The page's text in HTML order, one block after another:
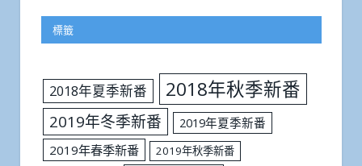
標籤
2018年夏季新番 2018年秋季新番
2019年冬季新番
2019年夏季新番
2019年春季新番
2019年秋季新番